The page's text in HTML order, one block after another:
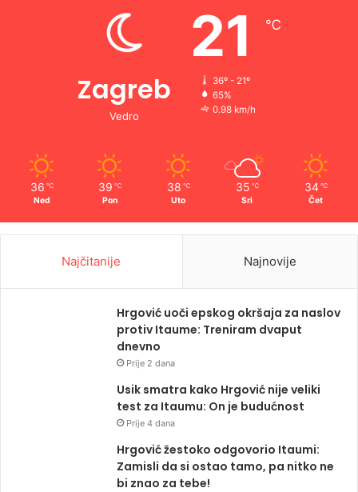
Zagreb
Vedro
21 ℃
36º - 21º
65%
0.98 km/h
36 ℃
Ned
39 ℃
Pon
38 ℃
Uto
35 ℃
Sri
34 ℃
Čet
Najčitanije Najnovije
Hrgović uoči epskog okršaja za naslov
protiv Itaume: Treniram dvaput
dnevno
Prije 2 dana
Usik smatra kako Hrgović nije veliki
test za Itaumu: On je budućnost
Prije 4 dana
Hrgović žestoko odgovorio Itaumi:
Zamisli da si ostao tamo, pa nitko ne
bi znao za tebe!